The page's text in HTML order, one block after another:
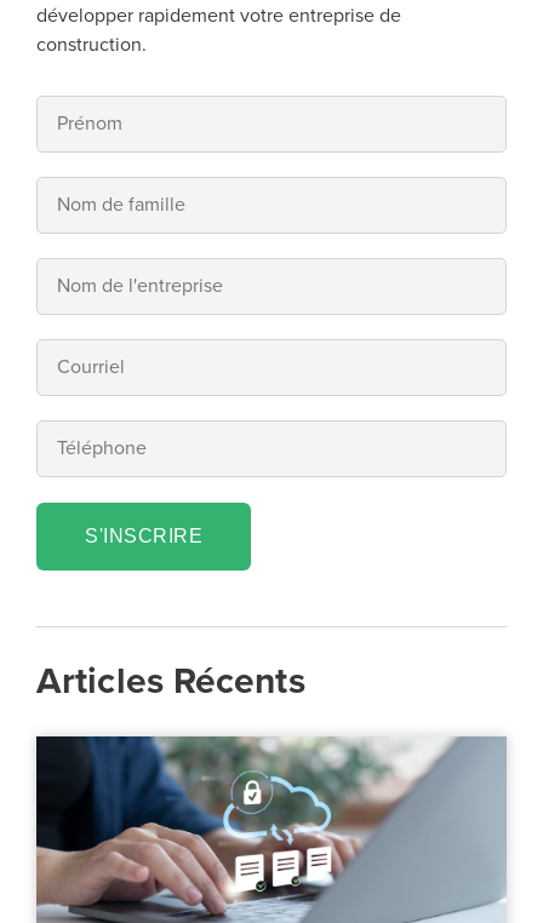
développer rapidement votre entreprise de
construction.
S'INSCRIRE
Articles Récents